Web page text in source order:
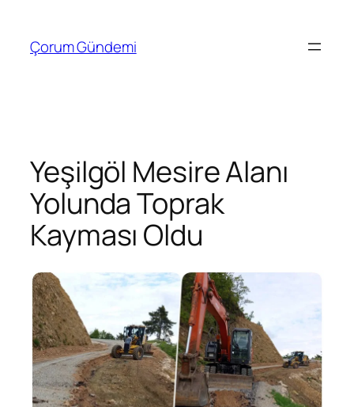
Çorum Gündemi
Yeşilgöl Mesire Alanı
Yolunda Toprak
Kayması Oldu